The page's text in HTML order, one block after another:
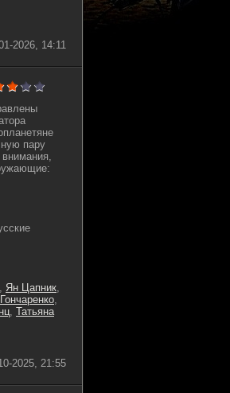
2026, 14:11
пару
, Ян Цапник,
,
, Татьяна
2025, 21:55